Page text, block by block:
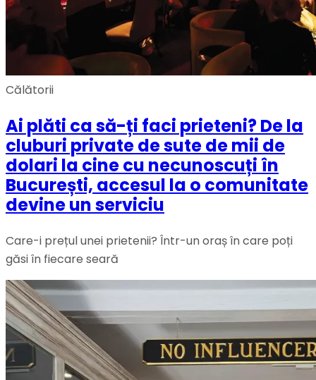
Călătorii
Ai plăti ca să-ți faci prieteni? De la
cluburi private de sute de mii de
dolari la cine cu necunoscuți în
București, accesul la o comunitate
devine un serviciu
Care-i prețul unei prietenii? Într-un oraș în care poți
găsi în fiecare seară